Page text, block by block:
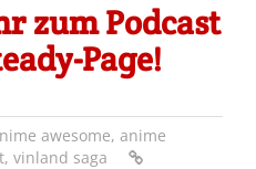
zum Podcast
Page!
awesome, anime
, vinland saga